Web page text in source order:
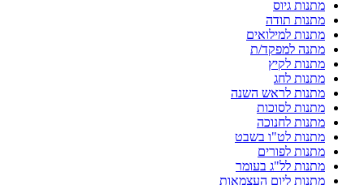
מתנות גיוס
מתנות תודה
מתנות למילואים
מתנה למפקד/ת
מתנות לקיץ
מתנות לחג
מתנות לראש השנה
מתנות לסוכות
מתנות לחנוכה
מתנות לט"ו בשבט
מתנות לפורים
מתנות לל"ג בעומר
מתנות ליום העצמאות